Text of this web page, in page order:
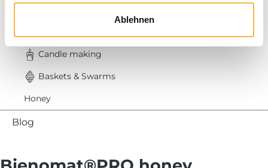
Ablehnen
Candle making
Baskets & Swarms
Honey
Blog